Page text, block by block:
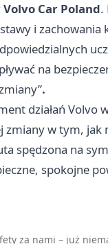
Car Poland.
i
na
.
działań Volvo
zmiany w tym,
spędzona na
spokojne
za nami – już